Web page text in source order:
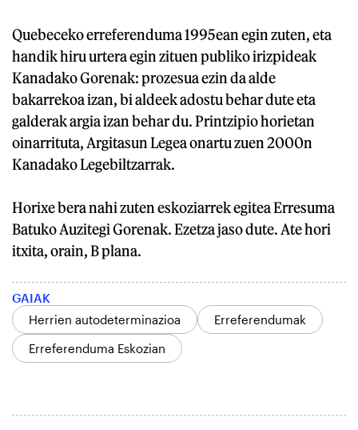
Quebeceko erreferenduma 1995ean egin zuten, eta
handik hiru urtera egin zituen publiko irizpideak
Kanadako Gorenak: prozesua ezin da alde
bakarrekoa izan, bi aldeek adostu behar dute eta
galderak argia izan behar du. Printzipio horietan
oinarrituta, Argitasun Legea onartu zuen 2000n
Kanadako Legebiltzarrak.
Horixe bera nahi zuten eskoziarrek egitea Erresuma
Batuko Auzitegi Gorenak. Ezetza jaso dute. Ate hori
itxita, orain, B plana.
GAIAK
Herrien autodeterminazioa
Erreferendumak
Erreferenduma Eskozian